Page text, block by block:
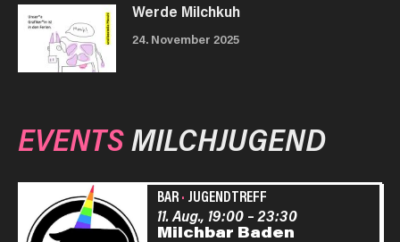
Werde Milchkuh
24. November 2025
EVENTSMILCHJUGEND
BAR· JUGENDTREFF
Milchbar Baden
11. Aug., 19:00–23:30